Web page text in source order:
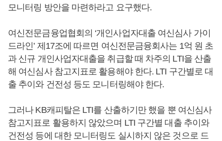
모니터링 방안을 마련하라고 요구했다.
여신전문금융업협회의 ‘개인사업자대출 여신심사 가이
드라인’ 제17조에 따르면 여신전문금융회사는 1억 원 초
과 신규 개인사업자대출을 취급할 때 차주의 LTI을 산출
해 여신심사 참고지표로 활용해야 한다. LTI 구간별로 대
출 추이와 건전성 등도 모니터링해야 한다.
그러나 KB캐피탈은 LTI를 산출하기만 했을 뿐 여신심사
참고지표로 활용하지 않았으며 LTI 구간별 대출 추이와
건전성 등에 대한 모니터링도 실시하지 않은 것으로 드